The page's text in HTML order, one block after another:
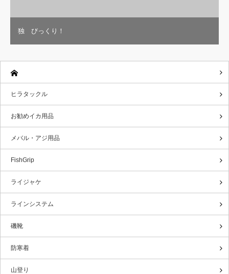
独 びっくり！
ヒラタックル
お勧めイカ用品
メバル・アジ用品
FishGrip
ライジャケ
ラインシステム
磯靴
防寒着
山登り